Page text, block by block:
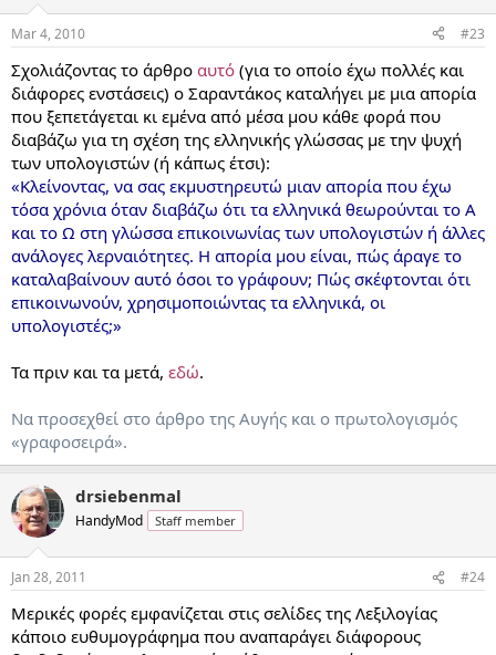
Mar 4, 2010 #23
Σχολιάζοντας το άρθρο αυτό (για το οποίο έχω πολλές και
διάφορες ενστάσεις) ο Σαραντάκος καταλήγει με μια απορία
που ξεπετάγεται κι εμένα από μέσα μου κάθε φορά που
διαβάζω για τη σχέση της ελληνικής γλώσσας με την ψυχή
των υπολογιστών (ή κάπως έτσι):
«Κλείνοντας, να σας εκμυστηρευτώ μιαν απορία που έχω
τόσα χρόνια όταν διαβάζω ότι τα ελληνικά θεωρούνται το Α
και το Ω στη γλώσσα επικοινωνίας των υπολογιστών ή άλλες
ανάλογες λερναιότητες. Η απορία μου είναι, πώς άραγε το
καταλαβαίνουν αυτό όσοι το γράφουν; Πώς σκέφτονται ότι
επικοινωνούν, χρησιμοποιώντας τα ελληνικά, οι
υπολογιστές;»
Τα πριν και τα μετά, εδώ.
Να προσεχθεί στο άρθρο της Αυγής και ο πρωτολογισμός
«γραφοσειρά».
drsiebenmal
HandyMod Staff member
Jan 28, 2011 #24
Μερικές φορές εμφανίζεται στις σελίδες της Λεξιλογίας
κάποιο ευθυμογράφημα που αναπαράγει διάφορους